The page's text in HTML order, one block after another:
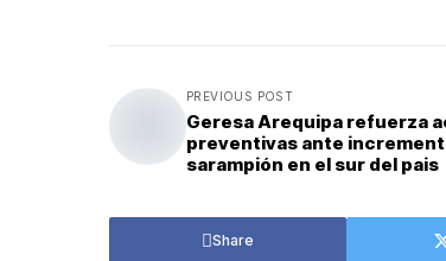
PREVIOUS POST
Geresa Arequipa refuerza
preventivas ante
sarampión en el sur del pais
Share